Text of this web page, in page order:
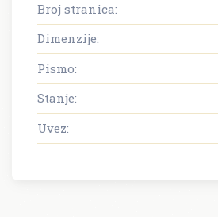
Broj stranica:
Dimenzije:
Pismo:
Stanje:
Uvez: